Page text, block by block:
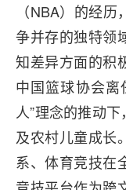
（NBA）的经
争并存的独特领
知差异方面的积
中国篮球协会离
人”理念的推动
及农村儿童成长
系、体育竞技在